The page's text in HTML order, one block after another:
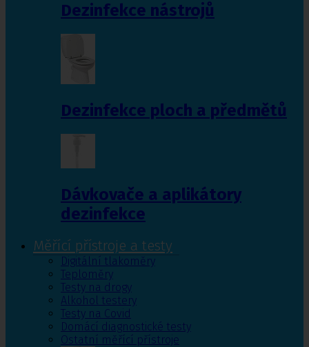
Dezinfekce nástrojů
Dezinfekce ploch a předmětů
Dávkovače a aplikátory
dezinfekce
Měřící přístroje a testy
Digitální tlakoměry
Teploměry
Testy na drogy
Alkohol testery
Testy na Covid
Domácí diagnostické testy
Ostatní měřící přístroje